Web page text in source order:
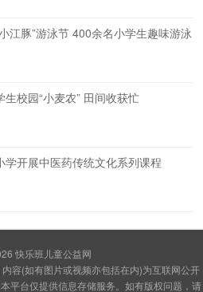
江豚”游泳节 400余名小学生趣味游泳
生校园“小麦农” 田间收获忙
学开展中医药传统文化系列课程
快乐班儿童公益网
容(如有图片或视频亦包括在内)为互联网公开
平台仅提供信息存储服务。如有版权问题，请